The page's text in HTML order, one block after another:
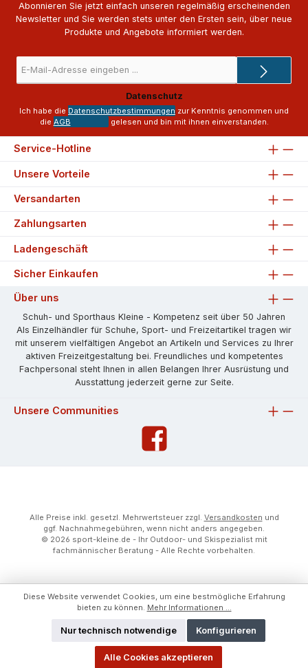
Abonnieren Sie jetzt einfach unseren regelmäßig erscheinenden
Newsletter und Sie werden stets unter den Ersten sein, über neue
Produkte und Angebote informiert werden.
Mail-
Adresse
*
Datenschutz
Ich habe die Datenschutzbestimmungen zur Kenntnis genommen und
die AGB gelesen und bin mit ihnen einverstanden.
Service-Hotline
Unsere Vorteile
Versandarten
Zahlungsarten
Ladengeschäft
Sicher Einkaufen
Über uns
Schuh- und Sporthaus Kleine - Kompetenz seit über 50 Jahren
Als Einzelhändler für Schuhe, Sport- und Freizeitartikel tragen wir
mit unserem vielfältigen Angebot an Artikeln und Services zu Ihrer
aktiven Freizeitgestaltung bei. Freundliches und kompetentes
Fachpersonal steht Ihnen in allen Belangen Ihrer Ausrüstung und
Ausstattung jederzeit gerne zur Seite.
Unsere Communities
Alle Preise inkl. gesetzl. Mehrwertsteuer zzgl. Versandkosten und
ggf. Nachnahmegebühren, wenn nicht anders angegeben.
© 2026 sport-kleine.de - Ihr Outdoor- und Skispezialist mit
fachmännischer Beratung - Alle Rechte vorbehalten.
Diese Website verwendet Cookies, um eine bestmögliche Erfahrung
bieten zu können. Mehr Informationen ...
Nur technisch notwendige Konfigurieren
Alle Cookies akzeptieren